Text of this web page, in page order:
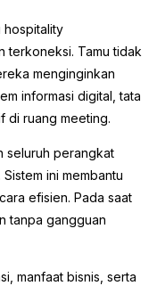
hospitality
terkoneksi. Tamu tidak
menginginkan
informasi digital, tata
di ruang meeting.
seluruh perangkat
ini membantu
efisien. Pada saat
tanpa gangguan
manfaat bisnis, serta